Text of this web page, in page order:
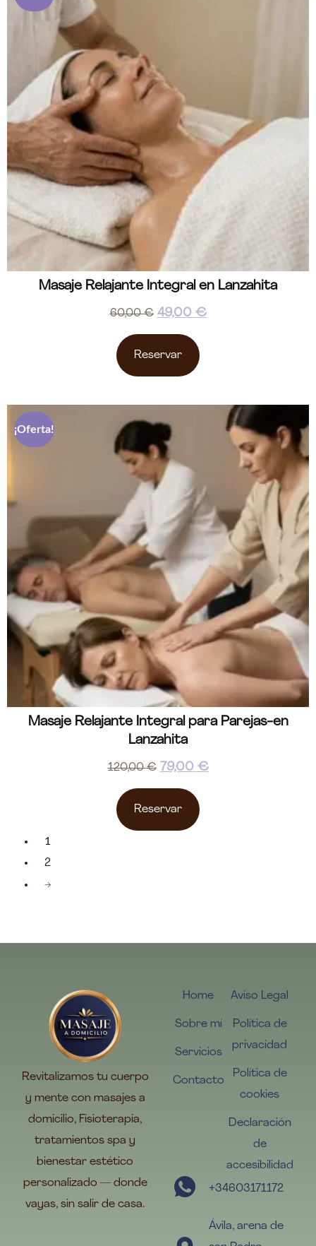
Masaje Relajante Integral en Lanzahita
60,00€ 49,00 €
Reservar
¡Oferta!
Masaje Relajante Integral para Parejas-en
Lanzahita
120,00€ 79,00 €
Reservar
1
2
→
Revitalizamos tu cuerpo
y mente con masajes a
domicilio, Fisioterapia,
tratamientos spa y
bienestar estético
personalizado — donde
vayas, sin salir de casa.
+34603171172
Ávila, arena de
Home
Sobre mí
Servicios
Contacto
Aviso Legal
Política de
privacidad
Política de
cookies
Declaración
de
accesibilidad